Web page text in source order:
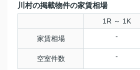
川村の掲載物件の家賃相場
1R ～ 1K
家賃相場 -
空室件数 -